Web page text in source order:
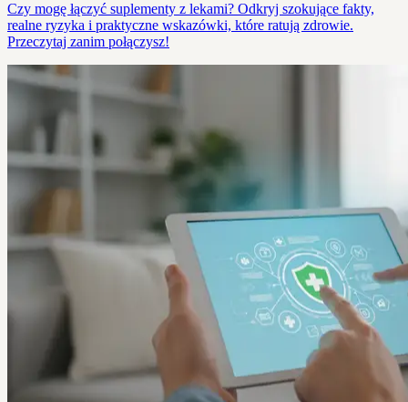
Czy mogę łączyć suplementy z lekami? Odkryj szokujące fakty,
realne ryzyka i praktyczne wskazówki, które ratują zdrowie.
Przeczytaj zanim połączysz!